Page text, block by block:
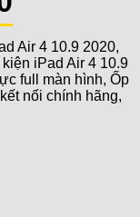
Air 4 10.9 2020,
iPad Air 4 10.9
full màn hình, Ốp
nối chính hãng,